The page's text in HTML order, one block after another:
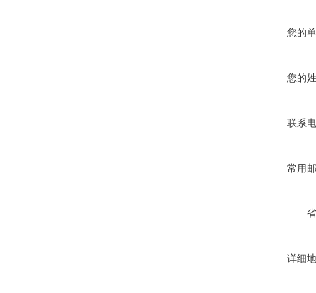
您的
您的
联系
常用
详细